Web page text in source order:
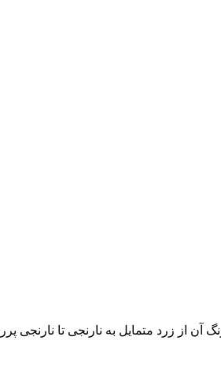
از زرد متمایل به نارنجی تا نارنجی